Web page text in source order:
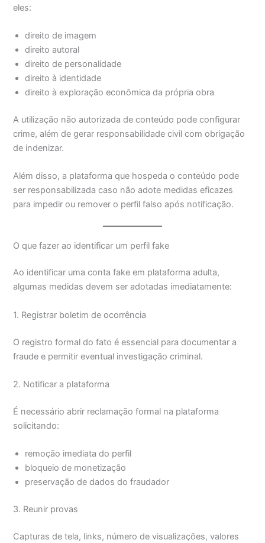
eles:
direito de imagem
direito autoral
direito de personalidade
direito à identidade
direito à exploração econômica da própria obra
A utilização não autorizada de conteúdo pode configurar
crime, além de gerar responsabilidade civil com obrigação
de indenizar.
Além disso, a plataforma que hospeda o conteúdo pode
ser responsabilizada caso não adote medidas eficazes
para impedir ou remover o perfil falso após notificação.
O que fazer ao identificar um perfil fake
Ao identificar uma conta fake em plataforma adulta,
algumas medidas devem ser adotadas imediatamente:
1. Registrar boletim de ocorrência
O registro formal do fato é essencial para documentar a
fraude e permitir eventual investigação criminal.
2. Notificar a plataforma
É necessário abrir reclamação formal na plataforma
solicitando:
remoção imediata do perfil
bloqueio de monetização
preservação de dados do fraudador
3. Reunir provas
Capturas de tela, links, número de visualizações, valores